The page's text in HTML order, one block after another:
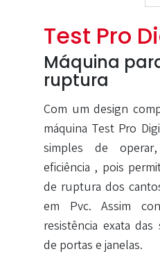
Test Pro
Máquina
ruptura
Com um design
máquina Test Pro
simples de
eficiência , pois
de ruptura dos
em Pvc. Assim
resistência exata
de portas e janelas.